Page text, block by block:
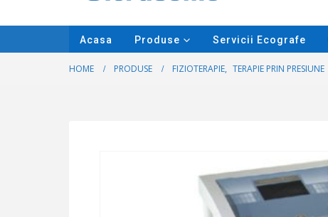
Acasa Produse Servicii Ecografe
HOME PRODUSE FIZIOTERAPIE, TERAPIE PRIN PRESIUNE